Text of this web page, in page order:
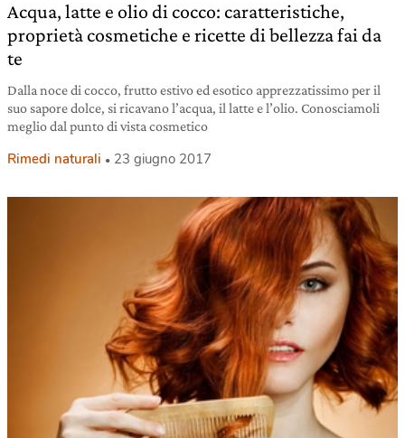
Acqua, latte e olio di cocco: caratteristiche,
proprietà cosmetiche e ricette di bellezza fai da
te
Dalla noce di cocco, frutto estivo ed esotico apprezzatissimo per il
suo sapore dolce, si ricavano l’acqua, il latte e l’olio. Conosciamoli
meglio dal punto di vista cosmetico
Rimedi naturali 23 giugno 2017